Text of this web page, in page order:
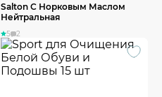
Salton С Норковым Маслом
Нейтральная
5 2